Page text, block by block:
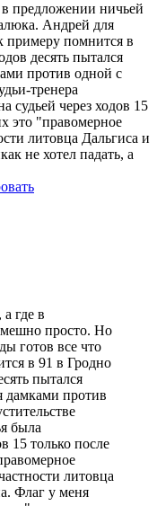
предложении ничьей
Андрей для
примеру помнится в
десять пытался
против одной с
тренера
судьей через ходов 15
это "правомерное
литовца Дальгиса и
не хотел падать, а
где в
просто. Но
готов все что
в 91 в Гродно
пытался
дамками против
была
15 только после
литовца
Флаг у меня